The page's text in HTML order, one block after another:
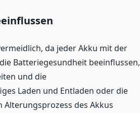
da jeder Akku mit der
Batteriegesundheit beeinflussen,
und die
Laden und Entladen oder die
des Akkus